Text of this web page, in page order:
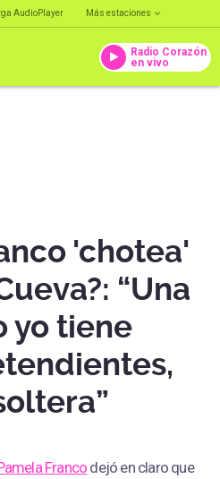
AudioPlayer Más estaciones
Radio Corazón
en vivo
'chotea'
“Una
yo tiene
Franco dejó en claro que